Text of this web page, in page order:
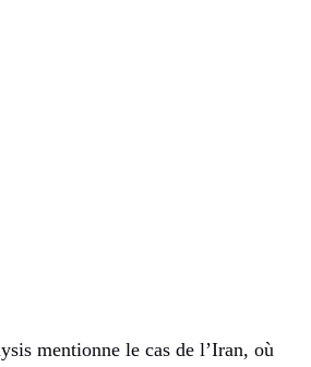
mentionne le cas de l’Iran, où